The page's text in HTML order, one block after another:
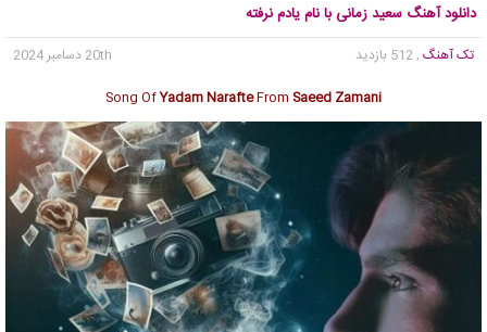
دانلود آهنگ سعید زمانی با نام یادم نرفته
تک آهنگ , 512 بازدید
20th دسامبر 2024
Song OfYadam NarafteFrom Saeed Zamani